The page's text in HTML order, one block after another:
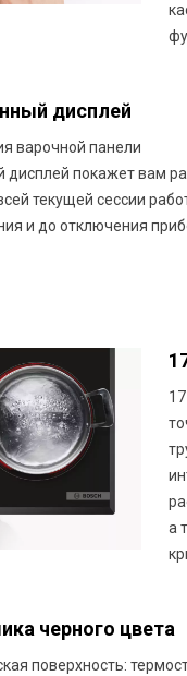
дисплей
варочной панели
покажет вам
текущей сессии
и до отключения
а
черного цвета
поверхность: